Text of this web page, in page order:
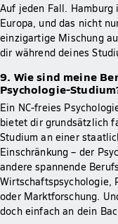
Auf jeden Fall.
Europa, und das nicht
einzigartige Mischung
dir während deines
9. Wie sind meine
Psychologie-
Ein NC-freies
bietet dir grundsätzlich
Studium an einer
Einschränkung – der
andere spannende
Wirtschaftspsychologie,
oder Marktforschung.
doch einfach an dein